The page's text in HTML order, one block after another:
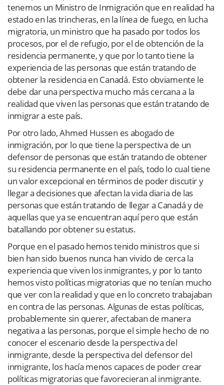
tenemos un Ministro de Inmigración que en realidad ha
estado en las trincheras, en la línea de fuego, en lucha
migratoria, un ministro que ha pasado por todos los
procesos, por el de refugio, por el de obtención de la
residencia permanente, y que por lo tanto tiene la
experiencia de las personas que están tratando de
obtener la residencia en Canadá. Esto obviamente le
debe dar una perspectiva mucho más cercana a la
realidad que viven las personas que están tratando de
inmigrar a este país.
Por otro lado, Ahmed Hussen es abogado de
inmigración, por lo que tiene la perspectiva de un
defensor de personas que están tratando de obtener
su residencia permanente en el país, todo lo cual tiene
un valor excepcional en términos de poder discutir y
llegar a decisiones que afectan la vida diaria de las
personas que están tratando de llegar a Canadá y de
aquellas que ya se encuentran aquí pero que están
batallando por obtener su estatus.
Porque en el pasado hemos tenido ministros que si
bien han sido buenos nunca han vivido de cerca la
experiencia que viven los inmigrantes, y por lo tanto
hemos visto políticas migratorias que no tenían mucho
que ver con la realidad y que en lo concreto trabajaban
en contra de las personas. Algunas de estas políticas,
probablemente sin querer, afectaban de manera
negativa a las personas, porque el simple hecho de no
conocer el escenario desde la perspectiva del
inmigrante, desde la perspectiva del defensor del
inmigrante, los hacía menos capaces de poder crear
políticas migratorias que favorecieran al inmigrante.